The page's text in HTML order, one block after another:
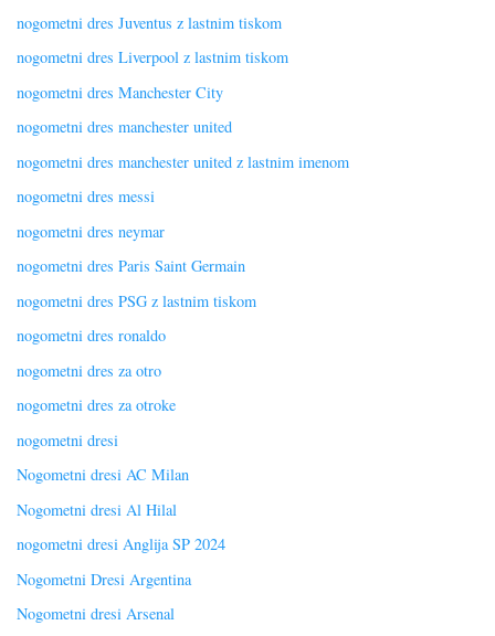
nogometni dres Juventus z lastnim tiskom
nogometni dres Liverpool z lastnim tiskom
nogometni dres Manchester City
nogometni dres manchester united
nogometni dres manchester united z lastnim imenom
nogometni dres messi
nogometni dres neymar
nogometni dres Paris Saint Germain
nogometni dres PSG z lastnim tiskom
nogometni dres ronaldo
nogometni dres za otro
nogometni dres za otroke
nogometni dresi
Nogometni dresi AC Milan
Nogometni dresi Al Hilal
nogometni dresi Anglija SP 2024
Nogometni Dresi Argentina
Nogometni dresi Arsenal